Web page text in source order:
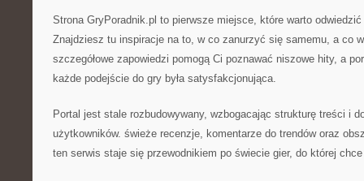
Strona GryPoradnik.pl to pierwsze miejsce, które warto
Znajdziesz tu inspiracje na to, w co zanurzyć się samemu, a co
szczegółowe zapowiedzi pomogą Ci poznawać niszowe hity, a
każde podejście do gry była satysfakcjonująca.
Portal jest stale rozbudowywany, wzbogacając strukturę treści i
użytkowników. świeże recenzje, komentarze do trendów oraz
ten serwis staje się przewodnikiem po świecie gier, do której